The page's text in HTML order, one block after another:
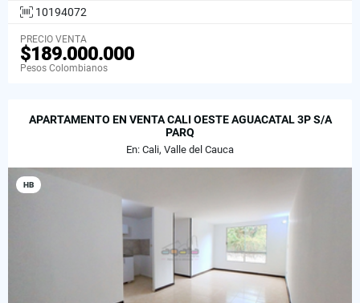
10194072
PRECIO VENTA
$189.000.000
Pesos Colombianos
APARTAMENTO EN VENTA CALI OESTE AGUACATAL 3P S/A
PARQ
En: Cali, Valle del Cauca
HB